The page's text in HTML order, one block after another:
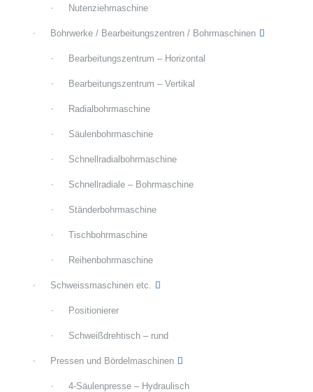
Nutenziehmaschine
Bohrwerke / Bearbeitungszentren / Bohrmaschinen
Bearbeitungszentrum – Horizontal
Bearbeitungszentrum – Vertikal
Radialbohrmaschine
Säulenbohrmaschine
Schnellradialbohrmaschine
Schnellradiale – Bohrmaschine
Ständerbohrmaschine
Tischbohrmaschine
Reihenbohrmaschine
Schweissmaschinen etc.
Positionierer
Schweißdrehtisch – rund
Pressen und Bördelmaschinen
4-Säulenpresse – Hydraulisch